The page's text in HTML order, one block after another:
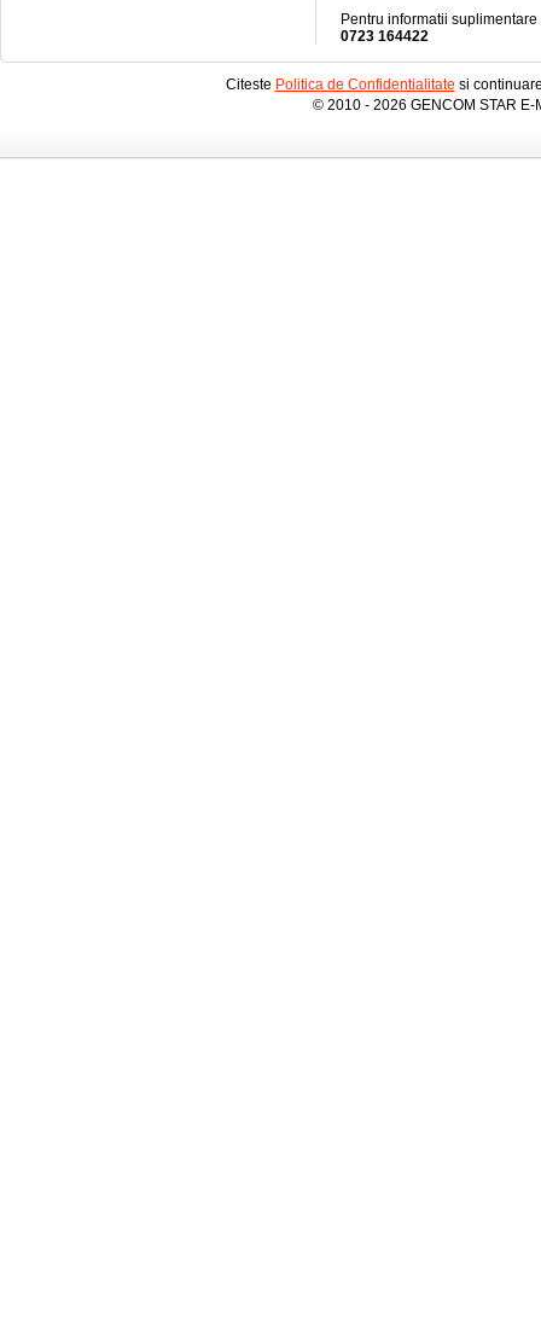
Pentru informatii
0723 164422
Citeste Politica de Confidentialitate si
© 2010 - 2026 GENCOM STAR